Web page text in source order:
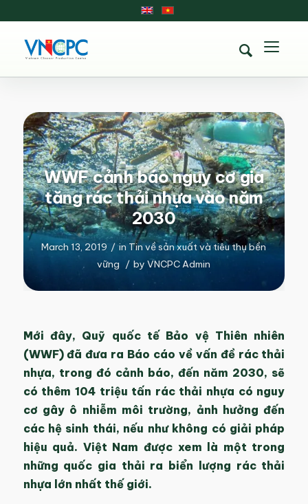
WWF cảnh báo nguy cơ gia
tăng rác thải nhựa vào năm
2030
March 13, 2019 / in Tin về sản xuất và tiêu thụ bền
vững / byVNCPC Admin
Mới đây, Quỹ quốc tế Bảo vệ Thiên nhiên
(WWF) đã đưa ra Báo cáo về vấn đề rác thải
nhựa, trong đó cảnh báo, đến năm 2030, sẽ
có thêm 104 triệu tấn rác thải nhựa có nguy
cơ gây ô nhiễm môi trường, ảnh hưởng đến
các hệ sinh thái, nếu như không có giải pháp
hiệu quả. Việt Nam được xem là một trong
những quốc gia thải ra biển lượng rác thải
nhựa lớn nhất thế giới.